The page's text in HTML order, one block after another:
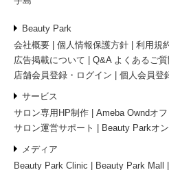
Beauty Park
会社概要
個人情報保護方針 利用規
広告掲載について
Q&A よくあるご質
店舗会員登録・ログイン
個人会員登
サービス
サロン専用HP制作
Ameba Owndオ
サロン運営サポート
Beauty Parkオ
メディア
Beauty Park Clinic
Beauty Park Mall